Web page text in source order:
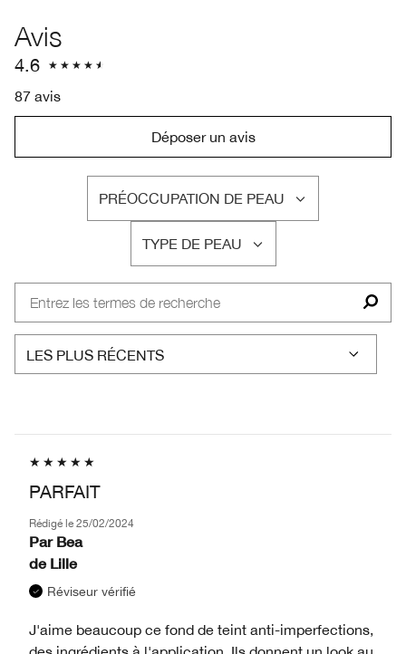
Avis
4.6
87 avis
Déposer un avis
PRÉOCCUPATION DE PEAU
FRANÇAIS
TYPE DE PEAU
FRANÇAIS
PARFAIT
Rédigé le 25/02/2024
Par Bea
de Lille
Réviseur vérifié
J'aime beaucoup ce fond de teint anti-imperfections,